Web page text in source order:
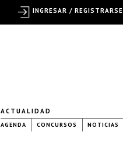
ACTUALIDAD
AGENDA CONCURSOS NOTICIAS
INGRESAR / REGISTRARSE